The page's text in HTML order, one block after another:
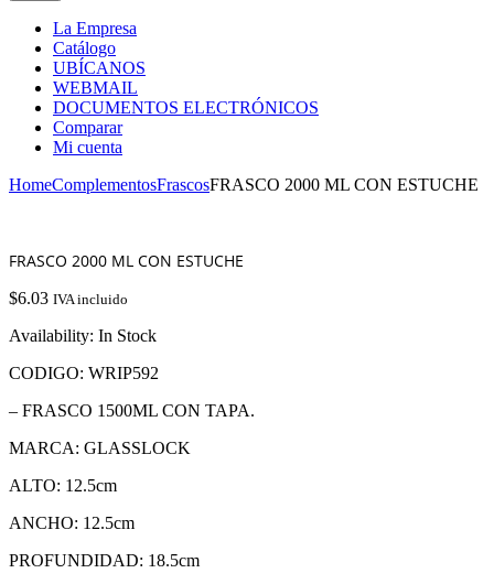
La Empresa
Catálogo
UBÍCANOS
WEBMAIL
DOCUMENTOS ELECTRÓNICOS
Comparar
Mi cuenta
HomeComplementosFrascosFRASCO 2000 ML CON ESTUCHE
FRASCO 2000 ML CON ESTUCHE
$6.03 IVA incluido
Availability: In Stock
CODIGO: WRIP592
– FRASCO 1500ML CON TAPA.
MARCA: GLASSLOCK
ALTO: 12.5cm
ANCHO: 12.5cm
PROFUNDIDAD: 18.5cm